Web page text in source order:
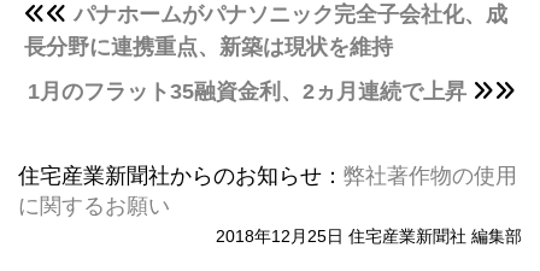
パナホームがパナソニック完全子会社化、成
長分野に連携重点、新築は現状を維持
1月のフラット35融資金利、2ヵ月連続で上昇
住宅産業新聞社からのお知らせ： 弊社著作物の使用
に関するお願い
2018年12月25日 住宅産業新聞社 編集部